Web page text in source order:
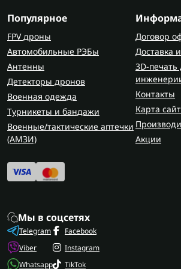
материалами.
Для групповой работы в
формате также используют
столы , которые позволяют
пользователям одновременно
взаимодействовать с контентом.
Где используются
доски
в бизнесе — для презентаций,
дома — как большой сенсорный
обучения или работы;
в военной сфере — для работы с
Популярное
FPV дроны
Автомобильные РЭБы
Антенны
Детекторы дронов
Военная одежда
Турникеты и бандажи
Военные/тактические аптечки
(AMЗИ)
Договор
Доставка
3D-
Контакты
Карта
Акции
Мы в соцсетях
Telegram
Viber
Whatsapp
Facebook
Instagram
TikTok